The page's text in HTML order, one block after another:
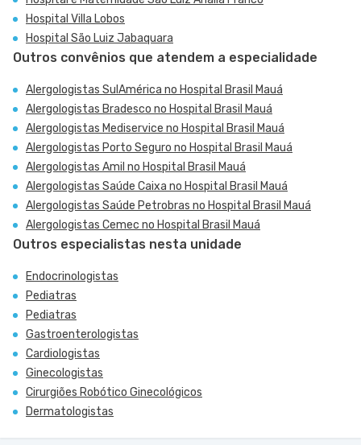
Hospital Villa Lobos
Hospital São Luiz Jabaquara
Outros convênios que atendem a especialidade
Alergologistas SulAmérica no Hospital Brasil Mauá
Alergologistas Bradesco no Hospital Brasil Mauá
Alergologistas Mediservice no Hospital Brasil Mauá
Alergologistas Porto Seguro no Hospital Brasil Mauá
Alergologistas Amil no Hospital Brasil Mauá
Alergologistas Saúde Caixa no Hospital Brasil Mauá
Alergologistas Saúde Petrobras no Hospital Brasil Mauá
Alergologistas Cemec no Hospital Brasil Mauá
Outros especialistas nesta unidade
Endocrinologistas
Pediatras
Pediatras
Gastroenterologistas
Cardiologistas
Ginecologistas
Cirurgiões Robótico Ginecológicos
Dermatologistas